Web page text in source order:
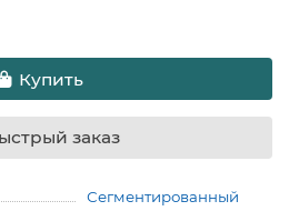
Купить
заказ
Сегментированный